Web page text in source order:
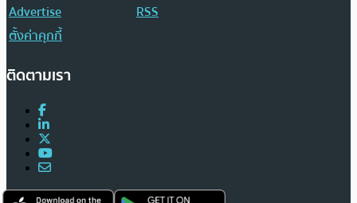
Advertise
RSS
ตั้งค่าคุกกี้
ติดตามเรา